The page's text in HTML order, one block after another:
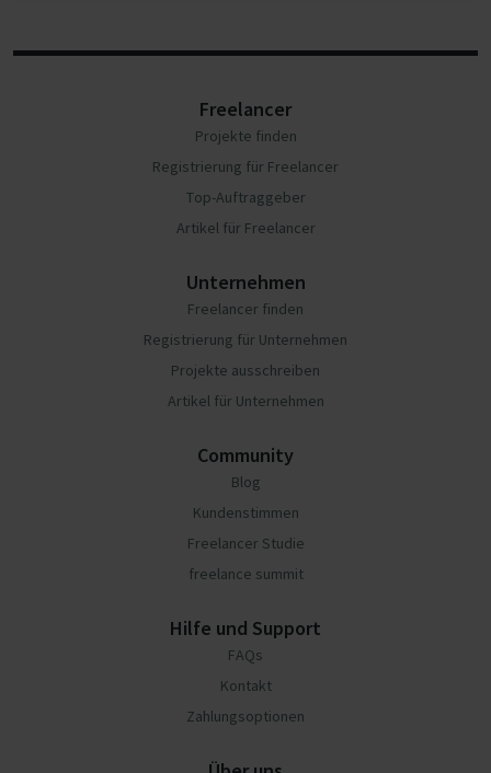
Freelancer
Projekte finden
Registrierung für Freelancer
Top-Auftraggeber
Artikel für Freelancer
Unternehmen
Freelancer finden
Registrierung für Unternehmen
Projekte ausschreiben
Artikel für Unternehmen
Community
Blog
Kundenstimmen
Freelancer Studie
freelance summit
Hilfe und Support
FAQs
Kontakt
Zahlungsoptionen